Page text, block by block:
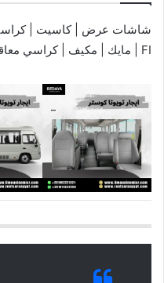
FI | مايك | مكيف | كراسي معاقين | شاحن USB | ثلاجة